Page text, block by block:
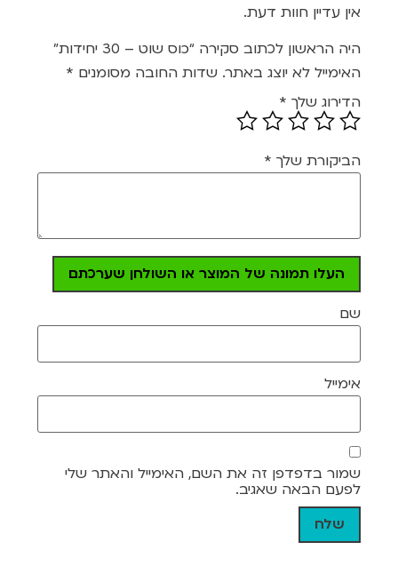
מתוך
5
אין עדיין חוות דעת.
היה הראשון לכתוב סקירה “כוס שוט – 30 יחידות”
האימייל לא יוצג באתר. שדות החובה מסומנים *
הדירוג שלך *
הביקורת שלך *
העלו תמונה של המוצר או השולחן שערכתם
שם
אימייל
שמור בדפדפן זה את השם, האימייל והאתר שלי
לפעם הבאה שאגיב.